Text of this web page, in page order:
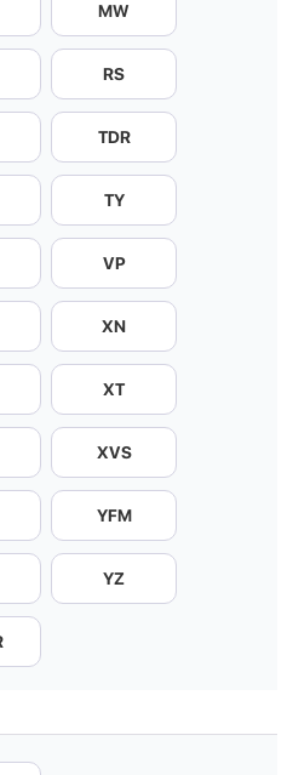
MW
RS
TDR
TY
VP
XN
XT
XVS
YFM
YZ